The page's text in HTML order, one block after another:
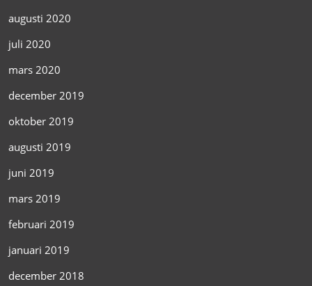
augusti 2020
juli 2020
mars 2020
december 2019
oktober 2019
augusti 2019
juni 2019
mars 2019
februari 2019
januari 2019
december 2018